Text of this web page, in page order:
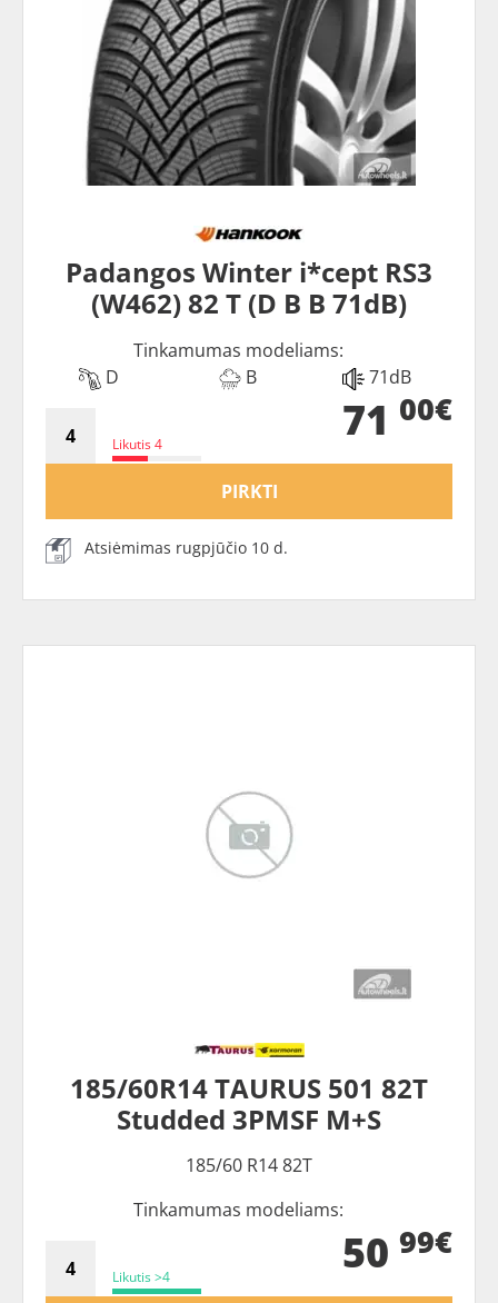
Padangos Winter i*cept RS3
(W462) 82 T (D B B 71dB)
Tinkamumas modeliams:
D
B 71dB
Likutis 4 71 00€
PIRKTI
Atsiėmimas rugpjūčio 10 d.
185/60R14 TAURUS 501 82T
Studded 3PMSF M+S
185/60 R14 82T
Tinkamumas modeliams:
Likutis >4 50 99€